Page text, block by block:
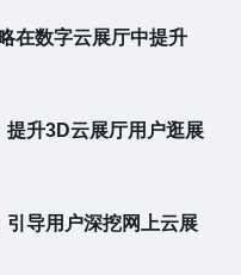
在数字云展厅中提升
提升3D云展厅用户逛展
引导用户深挖网上云展